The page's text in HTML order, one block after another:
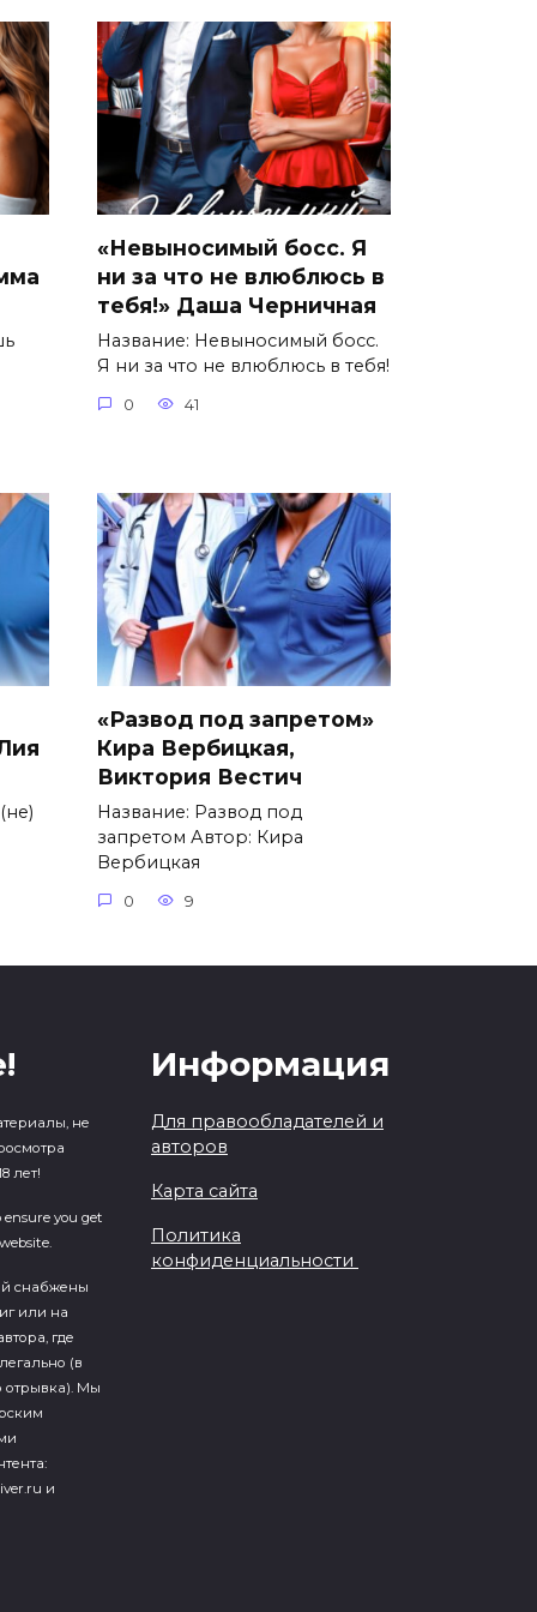
«Невыносимый босс. Я
ни за что не влюблюсь в
тебя!» Даша Черничная
Название: Невыносимый босс.
Я ни за что не влюблюсь в тебя!
0 41
«Развод под запретом»
Кира Вербицкая,
Виктория Вестич
Название: Развод под
запретом Автор: Кира
Вербицкая
0 9
не
лет!
ensure you get
cнабжены
или на
где
(в
отрывка). Мы
и
Информация
Для правообладателей и
авторов
Карта сайта
Политика
конфиденциальности